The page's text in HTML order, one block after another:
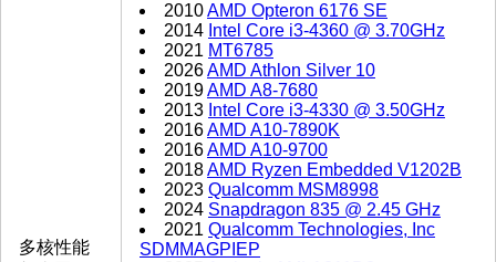
多核性能
2010AMD Opteron 6176 SE
2014 Intel Core i3-4360 @ 3.70GHz
2021 MT6785
2026AMD Athlon Silver 10
2019AMD A8-7680
2013 Intel Core i3-4330 @ 3.50GHz
2016AMD A10-7890K
2016AMD A10-9700
2018AMD Ryzen Embedded V1202B
2023 Qualcomm MSM8998
2024 Snapdragon 835 @ 2.45 GHz
2021 Qualcomm Technologies, Inc
SDMMAGPIEP